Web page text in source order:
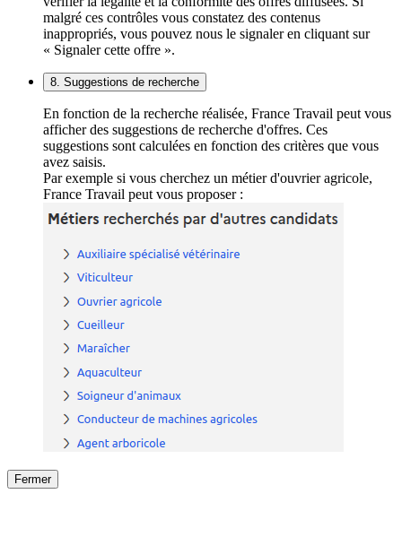
malgré ces contrôles vous constatez des contenus
inappropriés, vous pouvez nous le signaler en cliquant sur
« Signaler cette offre ».
8. Suggestions de recherche
En fonction de la recherche réalisée, France Travail peut vous
afficher des suggestions de recherche d'offres. Ces
suggestions sont calculées en fonction des critères que vous
avez saisis.
Par exemple si vous cherchez un métier d'ouvrier agricole,
France Travail peut vous proposer :
Fermer